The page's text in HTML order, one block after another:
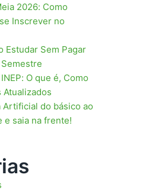
2026: Como
Inscrever no
Estudar Sem Pagar
O que é, Como
Atualizados
do básico ao
e saia na frente!